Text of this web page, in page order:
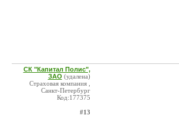
СК "Капитал Полис",
ЗАО (удалена)
Страховая компания ,
Санкт-Петербург
Код:177375
#13